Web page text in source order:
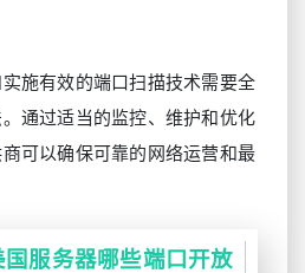
施有效的端口扫描技术需要全
通过适当的监控、维护和优化
可以确保可靠的网络运营和最
服务器哪些端口开放